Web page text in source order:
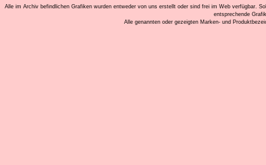
Alle im Archiv befindlichen Grafiken wurden entweder von uns erstellt oder sind frei im Web verfügbar.
entsprechende
Alle genannten oder gezeigten Marken- und